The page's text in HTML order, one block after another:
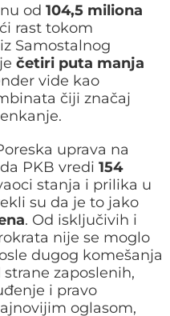
od 104,5 miliona
rast tokom
Samostalnog
četiri puta manja
vide kao
čiji značaj
uprava na
PKB vredi 154
stanja i prilika u
su da je to jako
. Od isključivih i
nije se moglo
dugog komešanja
zaposlenih,
i pravo
oglasom,